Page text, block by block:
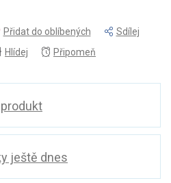
Přidat do oblíbených
Sdílej
Hlídej Připomeň
ještě dnes